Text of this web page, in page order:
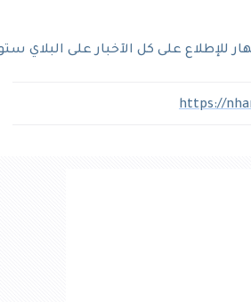
للإطلاع على كل الآخبار على البلاي
https://